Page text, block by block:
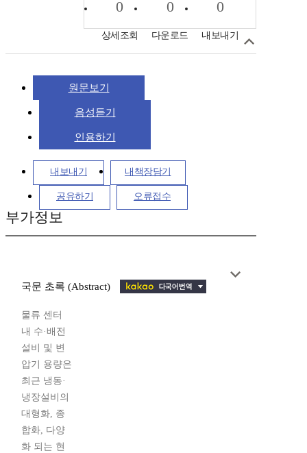
0
상세조회
0
다운로드
0
내보내기
원문보기
음성듣기
인용하기
내보내기 내책장담기
공유하기 오류접수
부가정보
국문 초록 (Abstract)
물류 센터
내 수·배전
설비 및 변
압기 용량은
최근 냉동·
냉장설비의
대형화, 종
합화, 다양
화 되는 현